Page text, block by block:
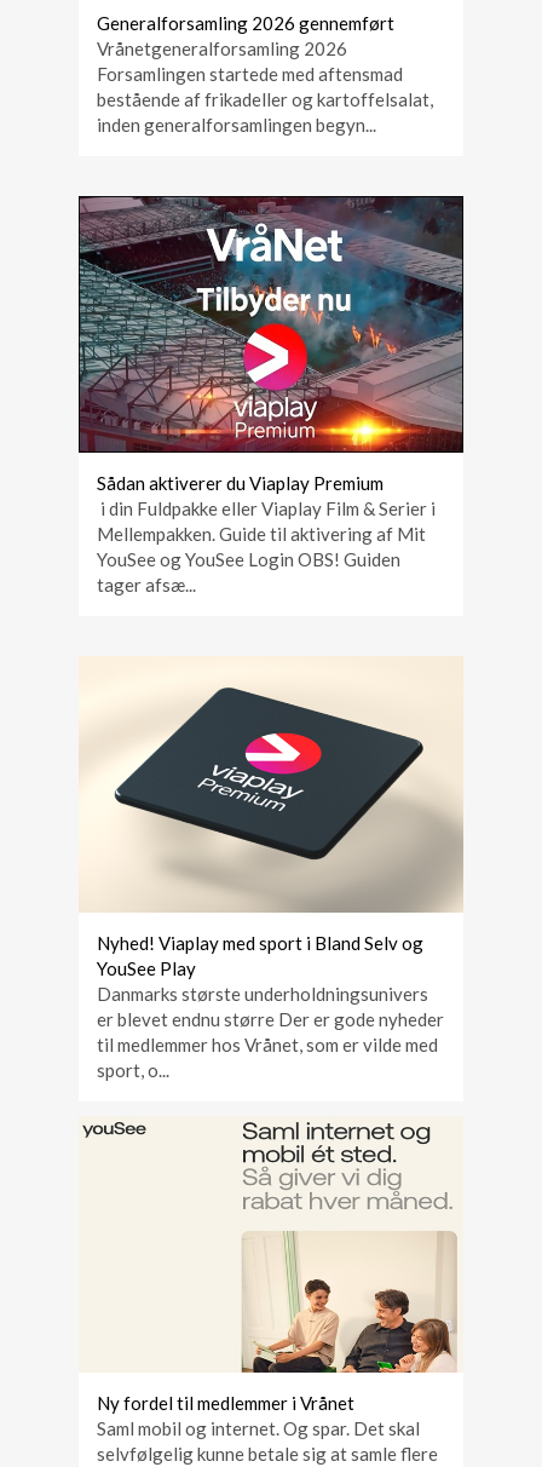
Generalforsamling 2026 gennemført
Vrånetgeneralforsamling 2026
Forsamlingen startede med aftensmad
bestående af frikadeller og kartoffelsalat,
inden generalforsamlingen begyn...
Sådan aktiverer du Viaplay Premium
i din Fuldpakke eller Viaplay Film & Serier i
Mellempakken. Guide til aktivering af Mit
YouSee og YouSee Login OBS! Guiden
tager afsæ...
Nyhed! Viaplay med sport i Bland Selv og
YouSee Play
Danmarks største underholdningsunivers
er blevet endnu større Der er gode nyheder
til medlemmer hos Vrånet, som er vilde med
sport, o...
Ny fordel til medlemmer i Vrånet
Saml mobil og internet. Og spar. Det skal
selvfølgelig kunne betale sig at samle flere